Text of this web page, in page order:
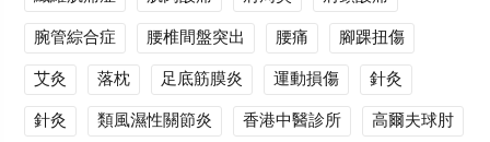
腕管綜合症
腰椎間盤突出 腰痛
腳踝扭傷
艾灸
落枕 足底筋膜炎 運動損傷
針灸
針灸
類風濕性關節炎 香港中醫診所 高爾夫球肘